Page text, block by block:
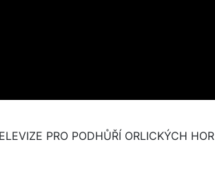
PRO PODHŮŘÍ ORLICKÝCH HOR